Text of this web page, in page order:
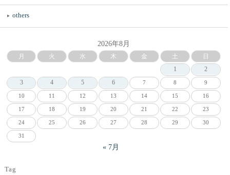
others
2026年8月
月 火 水 木 金 土
日
1
2
3
4 5 6 7 8 9
10 11 12 13 14 15 16
17 18 19 20 21 22 23
24 25 26 27 28 29 30
31
« 7月
Tag